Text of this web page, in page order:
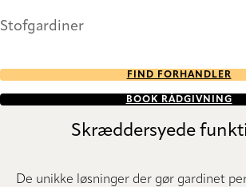
Stofgardiner
FIND FORHANDLER
BOOK RÅDGIVNING
Skræddersyede
De unikke løsninger der gør gardinet